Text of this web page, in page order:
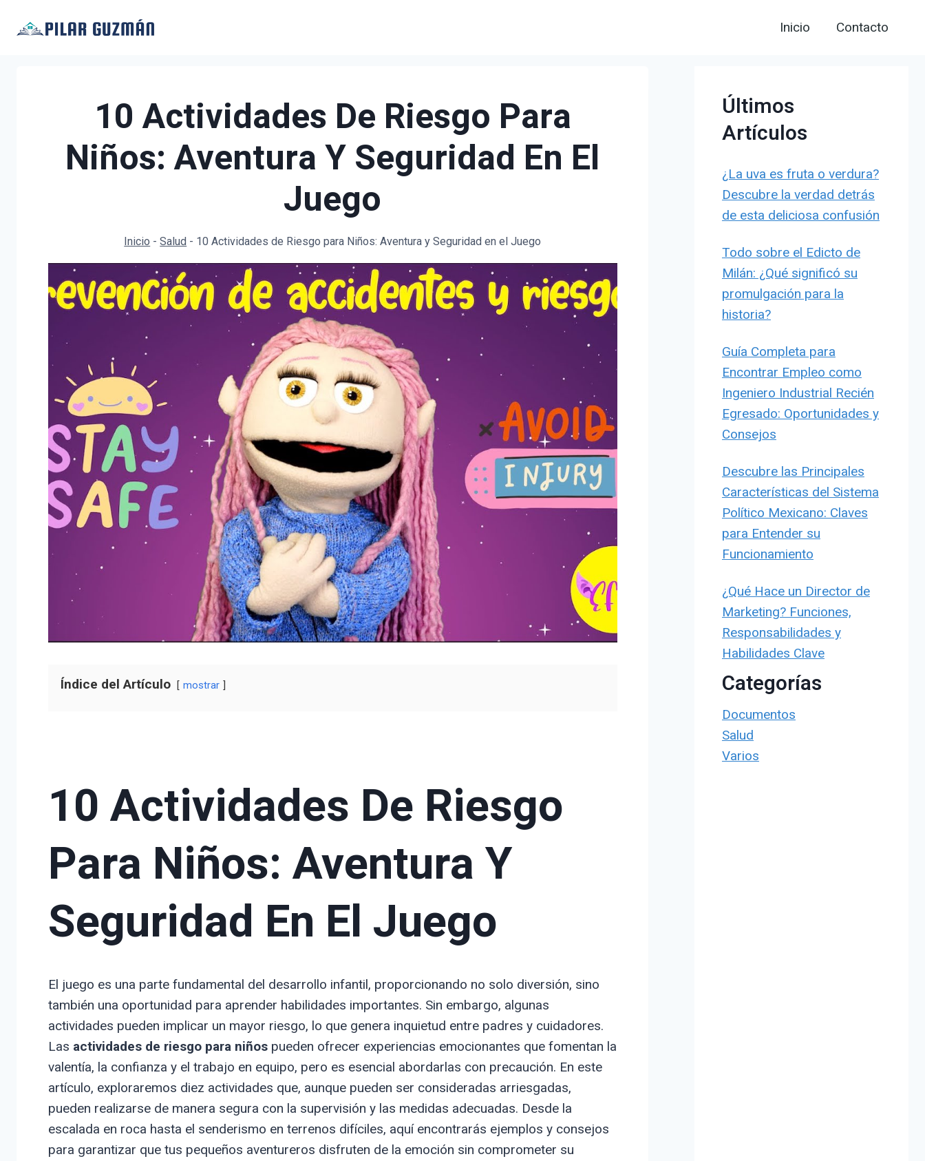
Inicio Contacto
10 Actividades De Riesgo Para
Niños: Aventura Y Seguridad En El
Juego
Inicio -Salud - 10 Actividades de Riesgo para Niños: Aventura y Seguridad en el Juego
Índice del Artículo mostrar
10 Actividades De Riesgo
Para Niños: Aventura Y
Seguridad En El Juego
El juego es una parte fundamental del desarrollo infantil, proporcionando no solo diversión, sino
también una oportunidad para aprender habilidades importantes. Sin embargo, algunas
actividades pueden implicar un mayor riesgo, lo que genera inquietud entre padres y cuidadores.
Las actividades de riesgo para niñospueden ofrecer experiencias emocionantes que fomentan la
valentía, la confianza y el trabajo en equipo, pero es esencial abordarlas con precaución. En este
artículo, exploraremos diez actividades que, aunque pueden ser consideradas arriesgadas,
pueden realizarse de manera segura con la supervisión y las medidas adecuadas. Desde la
escalada en roca hasta el senderismo en terrenos difíciles, aquí encontrarás ejemplos y consejos
para garantizar que tus pequeños aventureros disfruten de la emoción sin comprometer su
Últimos
Artículos
¿La uva es fruta o verdura?
Descubre la verdad detrás
de esta deliciosa confusión
Todo sobre el Edicto de
Milán: ¿Qué significó su
promulgación para la
historia?
Guía Completa para
Encontrar Empleo como
Ingeniero Industrial Recién
Egresado: Oportunidades y
Consejos
Descubre las Principales
Características del Sistema
Político Mexicano: Claves
para Entender su
Funcionamiento
¿Qué Hace un Director de
Marketing? Funciones,
Responsabilidades y
Habilidades Clave
Categorías
Documentos
Salud
Varios